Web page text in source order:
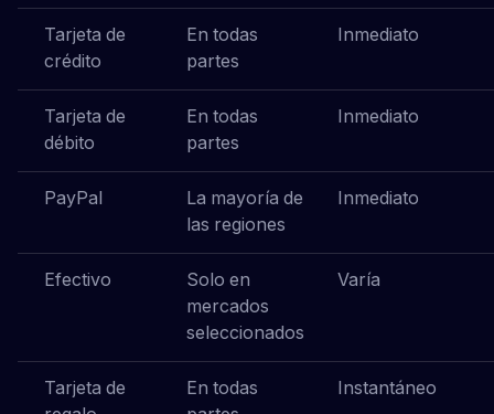
Tarjeta de
crédito
En todas
partes
Inmediato
Tarjeta de
débito
En todas
partes
Inmediato
PayPal
La mayoría de
las regiones
Inmediato
Efectivo
Solo en
mercados
seleccionados
Varía
Tarjeta de
En todas
Instantáneo